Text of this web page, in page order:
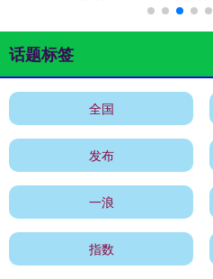
话题标签
全国
发布
一浪
指数